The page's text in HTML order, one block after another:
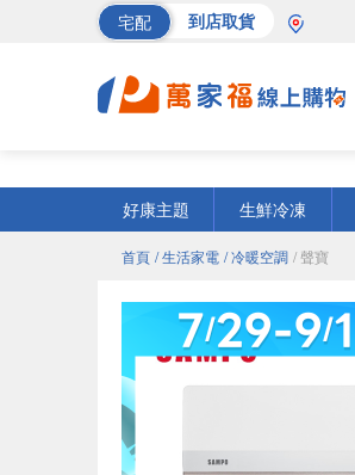
宅配 到店取貨
好康主題
生鮮冷凍
首頁 / 生活家電 / 冷暖空調 / 聲寶